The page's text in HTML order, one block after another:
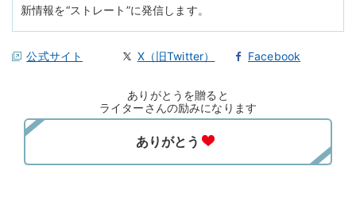
新情報を“ストレート”に発信します。
公式サイト X（旧Twitter） Facebook
ありがとうを贈ると
ライターさんの励みになります